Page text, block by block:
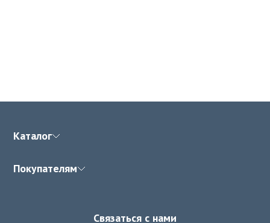
Каталог
Покупателям
Связаться с нами